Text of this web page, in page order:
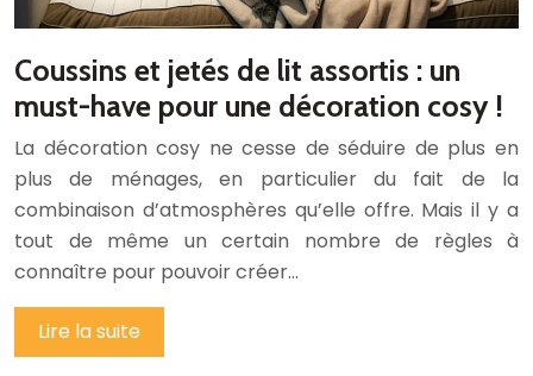
Coussins et jetés de lit assortis : un
must-have pour une décoration cosy !
La décoration cosy ne cesse de séduire de plus en
plus de ménages, en particulier du fait de la
combinaison d’atmosphères qu’elle offre. Mais il y a
tout de même un certain nombre de règles à
connaître pour pouvoir créer…
Lire la suite